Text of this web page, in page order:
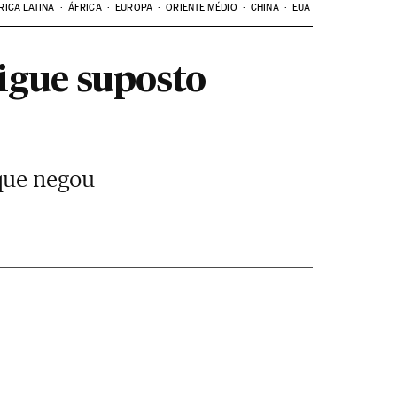
LATINA ÁFRICA EUROPA ORIENTE MÉDIO CHINA EUA
suposto
negou